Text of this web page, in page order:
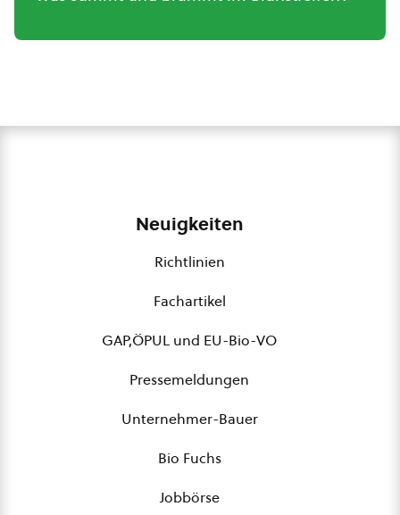
Neuigkeiten
Richtlinien
Fachartikel
GAP,ÖPUL und EU-Bio-VO
Pressemeldungen
Unternehmer-Bauer
Bio Fuchs
Jobbörse